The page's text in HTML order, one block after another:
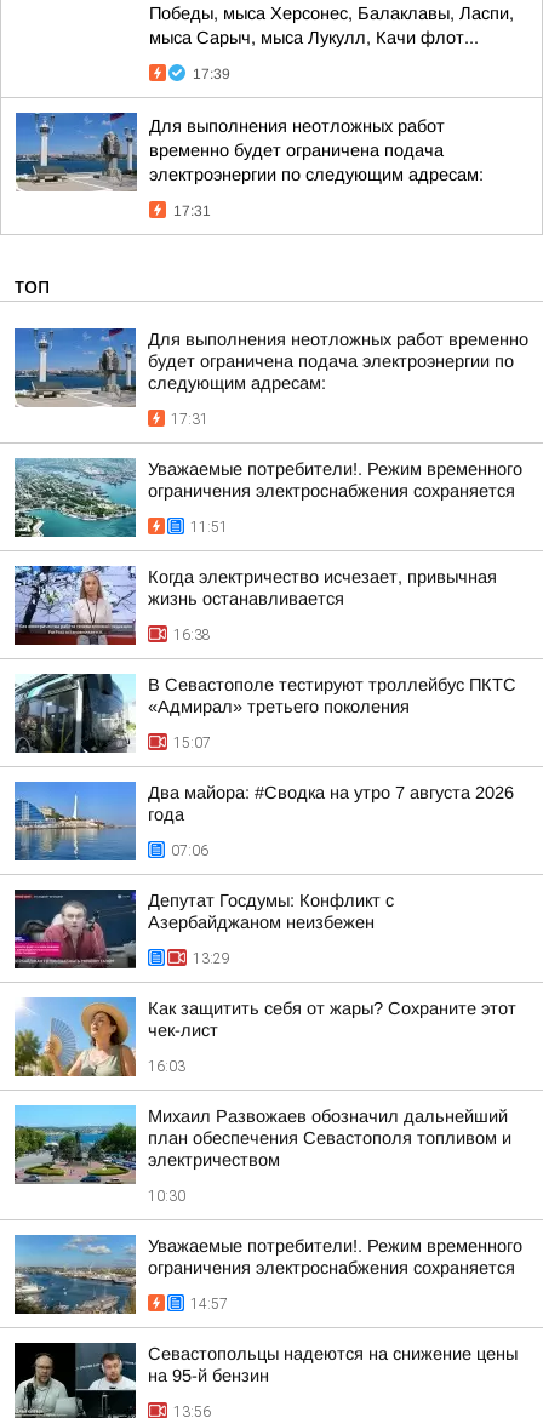
Победы, мыса Херсонес, Балаклавы, Ласпи,
мыса Сарыч, мыса Лукулл, Качи флот...
17:39
Для выполнения неотложных работ
временно будет ограничена подача
электроэнергии по следующим адресам:
17:31
ТОП
Для выполнения неотложных работ временно
будет ограничена подача электроэнергии по
следующим адресам:
17:31
Уважаемые потребители!. Режим временного
ограничения электроснабжения сохраняется
11:51
Когда электричество исчезает, привычная
жизнь останавливается
16:38
В Севастополе тестируют троллейбус ПКТС
«Адмирал» третьего поколения
15:07
Два майора: #Сводка на утро 7 августа 2026
года
07:06
Депутат Госдумы: Конфликт с
Азербайджаном неизбежен
13:29
Как защитить себя от жары? Сохраните этот
чек-лист
16:03
Михаил Развожаев обозначил дальнейший
план обеспечения Севастополя топливом и
электричеством
10:30
Уважаемые потребители!. Режим временного
ограничения электроснабжения сохраняется
14:57
Севастопольцы надеются на снижение цены
на 95-й бензин
13:56